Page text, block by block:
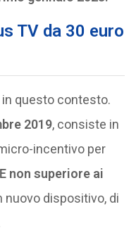
TV da 30 euro
questo contesto.
2019, consiste in
incentivo per
non superiore ai
nuovo dispositivo, di